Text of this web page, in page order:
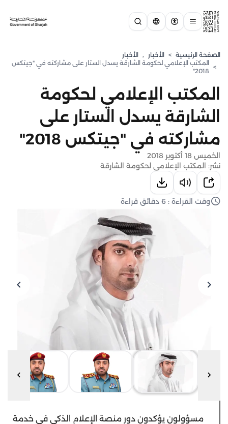
الصفحة الرئيسية > الأخبار , الأخبار
>
المكتب الإعلامي لحكومة الشارقة يسدل الستار على مشاركته في "جيتكس
2018"
المكتب الإعلامي لحكومة
الشارقة يسدل الستار على
مشاركته في "جيتكس 2018"
الخميس 18 أكتوبر 2018
نشر: المكتب الإعلامي لحكومة الشارقة
وقت القراءة : 6 دقائق قراءة
مسؤولون يؤكدون دور منصة الإعلام الذكي في خدمة